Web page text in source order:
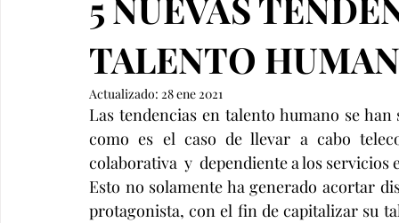
TALENTO
Actualizado: 28 ene 2021
Las tendencias en talento humano se
como es el caso de llevar a cabo
colaborativa  y  dependiente a los servicios
Esto no solamente ha generado acortar
protagonista, con el fin de capitalizar su